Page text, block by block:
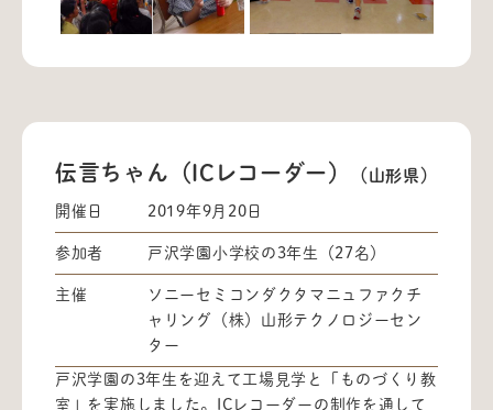
伝言ちゃん（ICレコーダー） （山形県）
開催日 2019年9月20日
参加者 戸沢学園小学校の3年生（27名）
主催
ソニーセミコンダクタマニュファクチ
ャリング（株）山形テクノロジーセン
ター
戸沢学園の3年生を迎えて工場見学と「ものづくり教
室」を実施しました。ICレコーダーの制作を通して